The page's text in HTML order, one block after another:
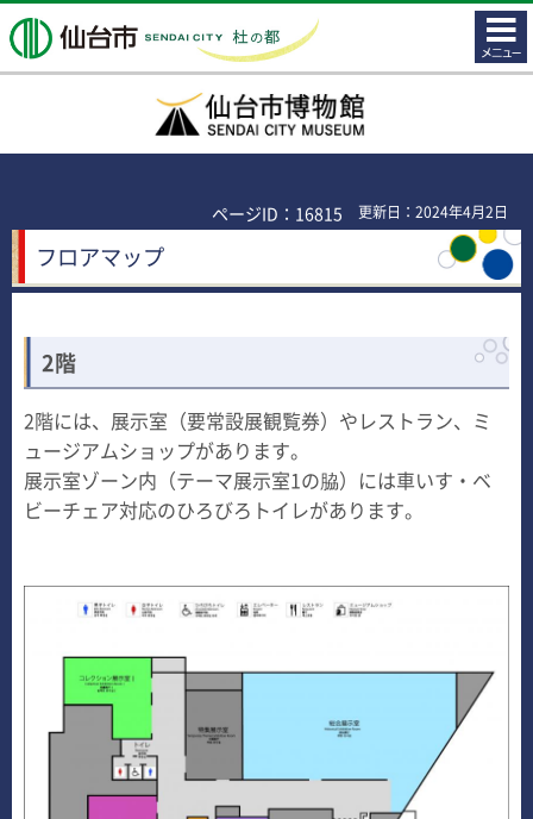
仙台市
コンテ
ンツメ
ニュー
仙台市博物館
ページID：16815 更新日：2024年4月2日
フロアマップ
2階
2階には、展示室（要常設展観覧券）やレストラン、ミ
ュージアムショップがあります。
展示室ゾーン内（テーマ展示室1の脇）には車いす・ベ
ビーチェア対応のひろびろトイレがあります。